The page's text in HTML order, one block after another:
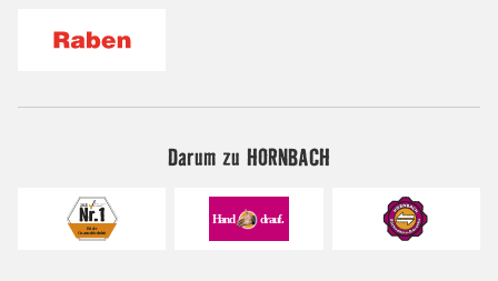
Darum zu HORNBACH